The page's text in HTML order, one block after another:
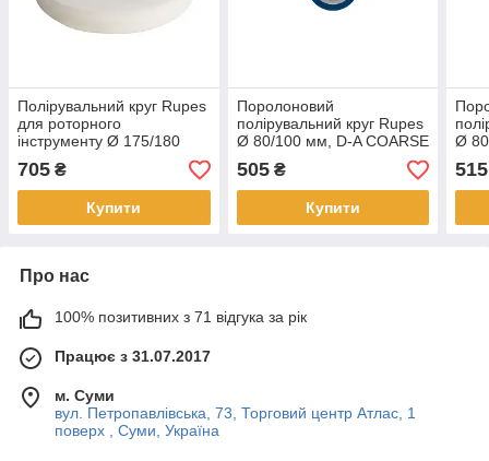
Полірувальний круг Rupes
для роторного
інструменту Ø 175/180
мм, ULTRA FINE
705 ₴
Купити
Поролоновий
полірувальний круг Rupes
Ø 80/100 мм, D-A COARSE
505₴
Купити
Ø
515
Про нас
100% позитивних з 71 відгука за рік
Працює з 31.07.2017
м. Суми
вул. Петропавлівська, 73, Торговий центр Атлас, 1
поверх , Суми, Україна